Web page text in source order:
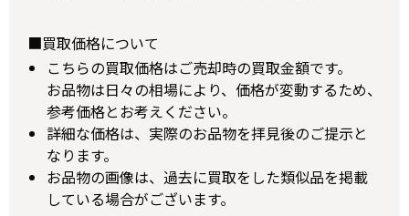
■買取価格について
こちらの買取価格はご売却時の買取金額です。
お品物は日々の相場により、価格が変動するため、
参考価格とお考えください。
詳細な価格は、実際のお品物を拝見後のご提示と
なります。
お品物の画像は、過去に買取をした類似品を掲載
している場合がございます。